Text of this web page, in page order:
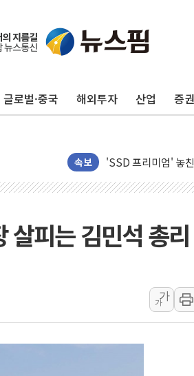
글로벌·중국 해외투자 산업 증
속보
[뉴스핌 이 시각
'SSD 프리미엄' 놓
제이씨케미칼, 상반
오세훈 "서민 전·월
보훈부 "노태우 참
오세훈 '여론조사
현대百 지주체제 '
'檢 합수본 참여' 여
中 '항생제 개구리'
살피는 김민석 총리
가
가